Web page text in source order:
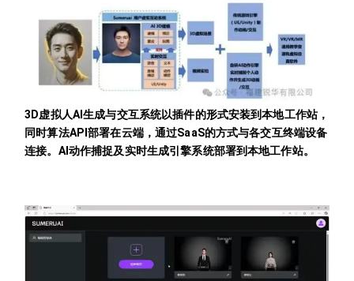
3D虚拟人AI生成与交互系统以插件的形式安装到本地工作站，
同时算法API部署在云端，通过SaaS的方式与各交互终端设备
连接。AI动作捕捉及实时生成引擎系统部署到本地工作站。